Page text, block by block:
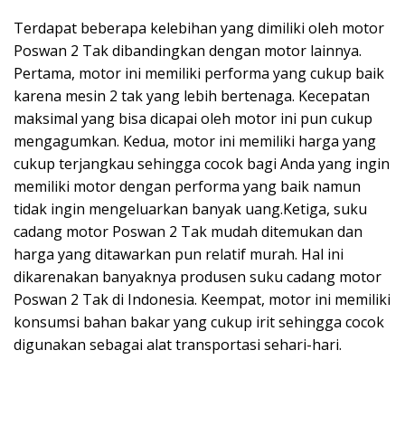
Terdapat beberapa kelebihan yang dimiliki oleh motor
Poswan 2 Tak dibandingkan dengan motor lainnya.
Pertama, motor ini memiliki performa yang cukup baik
karena mesin 2 tak yang lebih bertenaga. Kecepatan
maksimal yang bisa dicapai oleh motor ini pun cukup
mengagumkan. Kedua, motor ini memiliki harga yang
cukup terjangkau sehingga cocok bagi Anda yang ingin
memiliki motor dengan performa yang baik namun
tidak ingin mengeluarkan banyak uang.Ketiga, suku
cadang motor Poswan 2 Tak mudah ditemukan dan
harga yang ditawarkan pun relatif murah. Hal ini
dikarenakan banyaknya produsen suku cadang motor
Poswan 2 Tak di Indonesia. Keempat, motor ini memiliki
konsumsi bahan bakar yang cukup irit sehingga cocok
digunakan sebagai alat transportasi sehari-hari.